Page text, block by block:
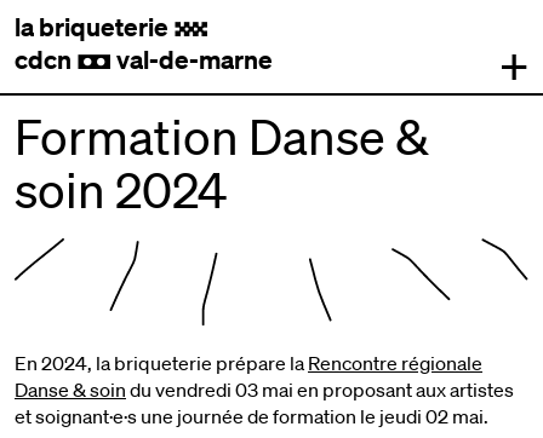
la briqueterie .
cdcn , val-de-marne
+
Formation Danse &
soin 2024
En 2024, la briqueterie prépare la Rencontre régionale
Danse & soin du vendredi 03 mai en proposant aux artistes
et soignant·e·s une journée de formation le jeudi 02 mai.